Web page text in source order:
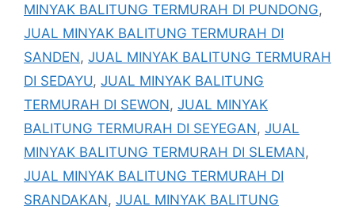
MINYAK BALITUNG TERMURAH DI PUNDONG,
JUAL MINYAK BALITUNG TERMURAH DI
SANDEN, JUAL MINYAK BALITUNG TERMURAH
DI SEDAYU, JUAL MINYAK BALITUNG
TERMURAH DI SEWON, JUAL MINYAK
BALITUNG TERMURAH DI SEYEGAN, JUAL
MINYAK BALITUNG TERMURAH DI SLEMAN,
JUAL MINYAK BALITUNG TERMURAH DI
SRANDAKAN, JUAL MINYAK BALITUNG